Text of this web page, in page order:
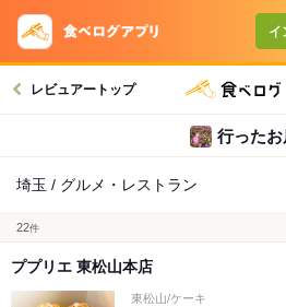
イ
レビュアートップ
行ったお
埼玉 / グルメ・レストラン
22件
ププリエ 東松山本店
東松山/ケーキ